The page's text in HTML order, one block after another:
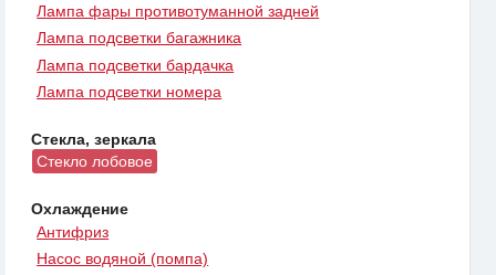
Лампа фары противотуманной задней
Лампа подсветки багажника
Лампа подсветки бардачка
Лампа подсветки номера
Стекла, зеркала
Стекло лобовое
Охлаждение
Антифриз
Насос водяной (помпа)